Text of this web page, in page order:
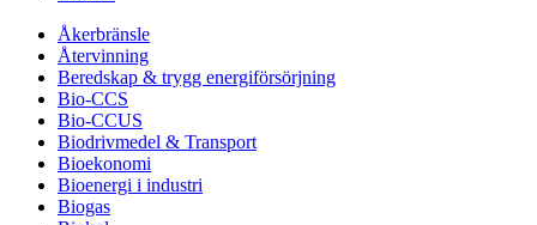
Åkerbränsle
Återvinning
Beredskap & trygg energiförsörjning
Bio-CCS
Bio-CCUS
Biodrivmedel & Transport
Bioekonomi
Bioenergi i industri
Biogas